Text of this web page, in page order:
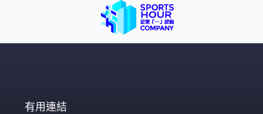
願意忍讓，尤其兄弟會過去幾十年持續壯大，除了有700
多位神父外，在全球亦估計有60萬名信徒，對教廷構成威
有用連結